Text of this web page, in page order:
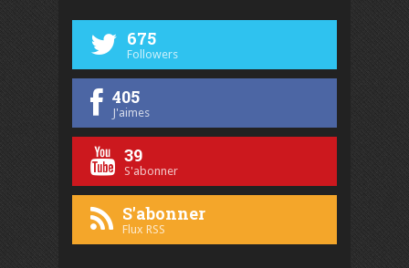
675
Followers
405
J'aimes
39
S'abonner
S'abonner
Flux RSS